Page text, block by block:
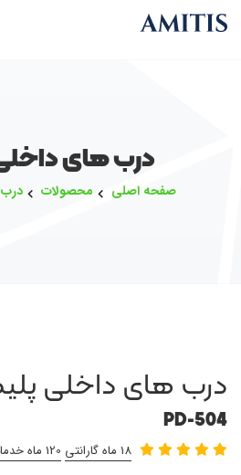
درب های
صفحه اصلی محصولات
درب های داخلی
PD-504
18 ماه گارانتی
120 ماه خدمات پس از فروش